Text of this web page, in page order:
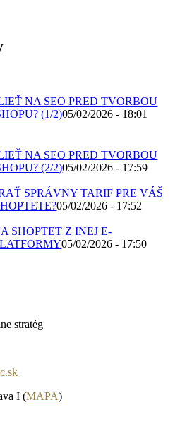
NA SEO PRED TVORBOU
(1/2)05/02/2026 - 18:01
NA SEO PRED TVORBOU
(2/2)05/02/2026 - 17:59
SPRÁVNY TARIF PRE VÁŠ
05/02/2026 - 17:52
SHOPTET Z INEJ E-
05/02/2026 - 17:50
stratég
I (MAPA)